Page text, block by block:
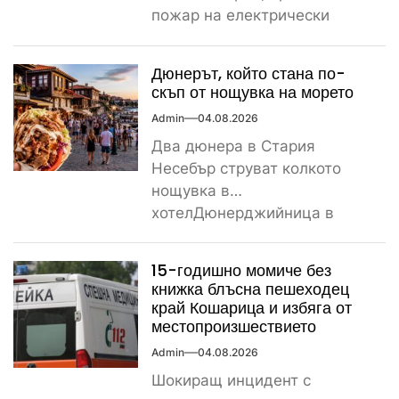
пожар на електрически
Дюнерът, който стана по-
скъп от нощувка на морето
Admin 04.08.2026
Два дюнера в Стария
Несебър струват колкото
нощувка в
хотелДюнерджийница в
скъпотия на храната...
15-годишно момиче без
книжка блъсна пешеходец
край Кошарица и избяга от
местопроизшествието
Admin 04.08.2026
Шокиращ инцидент с